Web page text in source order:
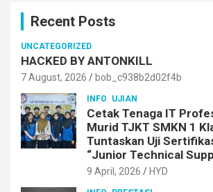
Recent Posts
UNCATEGORIZED
HACKED BY ANTONKILL
7 August, 2026 bob_c938b2d02f4b
INFO UJIAN
Cetak Tenaga IT
Murid TJKT SMKN 1
Tuntaskan Uji
“Junior Technical
9 April, 2026 HYD